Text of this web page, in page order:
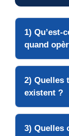
1) Qu’est-
quand
2) Quelles
existent ?
3) Quelles